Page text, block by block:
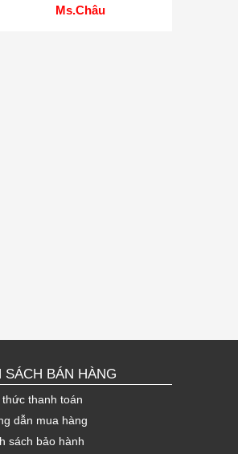
Ms.Châu
SÁCH BÁN HÀNG
thức thanh toán
dẫn mua hàng
sách bảo hành